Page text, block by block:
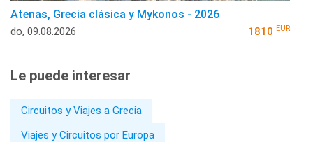
Atenas, Grecia clásica y Mykonos - 2026
do, 09.08.2026 1810 EUR
Le puede interesar
Circuitos y Viajes a Grecia
Viajes y Circuitos por Europa